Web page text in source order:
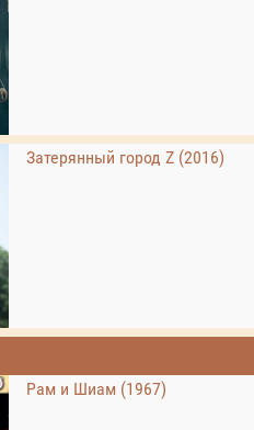
Затерянный город Z (2016)
Рам и Шиам (1967)